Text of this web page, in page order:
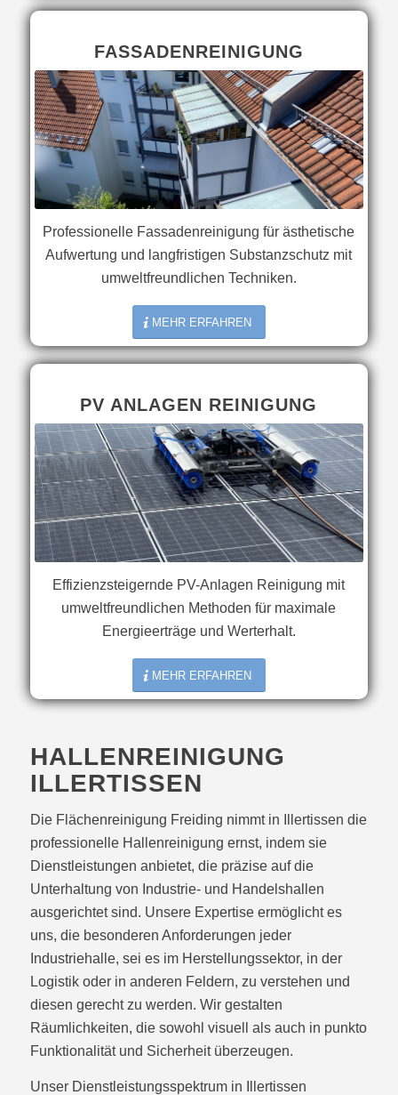
FASSADENREINIGUNG
Professionelle Fassadenreinigung für ästhetische
Aufwertung und langfristigen Substanzschutz mit
umweltfreundlichen Techniken.
MEHR ERFAHREN
PV ANLAGEN REINIGUNG
Effizienzsteigernde PV-Anlagen Reinigung mit
umweltfreundlichen Methoden für maximale
Energieerträge und Werterhalt.
MEHR ERFAHREN
HALLENREINIGUNG
ILLERTISSEN
Die Flächenreinigung Freiding nimmt in Illertissen die
professionelle Hallenreinigung ernst, indem sie
Dienstleistungen anbietet, die präzise auf die
Unterhaltung von Industrie- und Handelshallen
ausgerichtet sind. Unsere Expertise ermöglicht es
uns, die besonderen Anforderungen jeder
Industriehalle, sei es im Herstellungssektor, in der
Logistik oder in anderen Feldern, zu verstehen und
diesen gerecht zu werden. Wir gestalten
Räumlichkeiten, die sowohl visuell als auch in punkto
Funktionalität und Sicherheit überzeugen.
Unser Dienstleistungsspektrum in Illertissen